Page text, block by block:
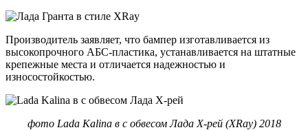
Производитель заявляет, что бампер изготавливается из
высокопрочного АБС-пластика, устанавливается на штатные
крепежные места и отличается надежностью и
износостойкостью.
фото Lada Kalina в с обвесом Лада Х-рей (XRay) 2018